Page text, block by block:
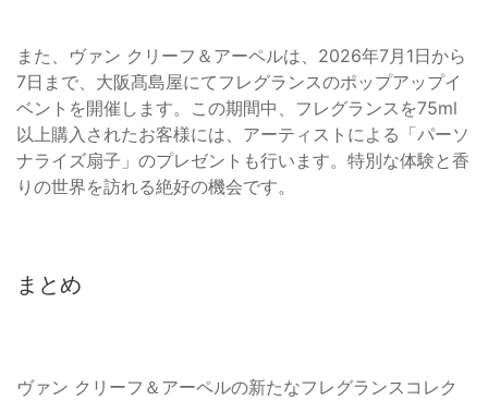
また、ヴァン クリーフ＆アーペルは、2026年7月1日から
7日まで、大阪髙島屋にてフレグランスのポップアップイ
ベントを開催します。この期間中、フレグランスを75ml
以上購入されたお客様には、アーティストによる「パーソ
ナライズ扇子」のプレゼントも行います。特別な体験と香
りの世界を訪れる絶好の機会です。
まとめ
ヴァン クリーフ＆アーペルの新たなフレグランスコレク